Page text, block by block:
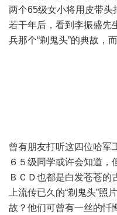
两个65级女小将用皮带头
若干年后，看到李振盛先
兵那个“剃鬼头”的典故，
曾有朋友打听这四位哈军
６５级同学或许会知道，
ＢＣＤ也都是白发苍苍的
上流传已久的“剃鬼头”
故？他们可曾有一丝的忏